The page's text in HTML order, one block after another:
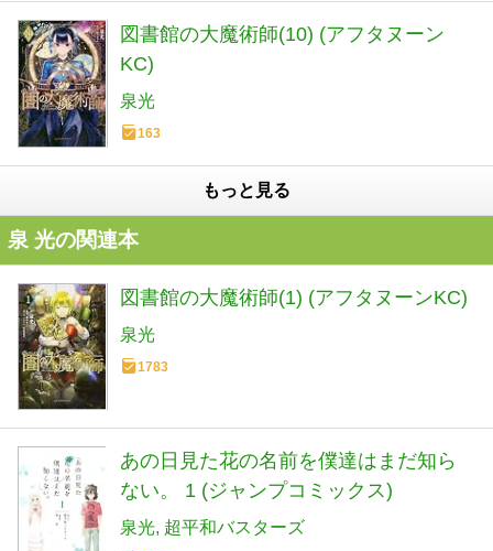
図書館の大魔術師(10) (アフタヌーン
KC)
泉光
163
もっと見る
泉 光の関連本
図書館の大魔術師(1) (アフタヌーンKC)
泉光
1783
あの日見た花の名前を僕達はまだ知ら
ない。 1 (ジャンプコミックス)
泉光 超平和バスターズ